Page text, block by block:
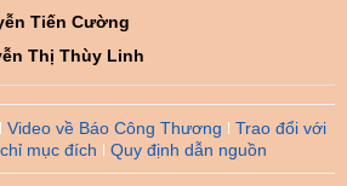
Tiến Cường
Thị Thùy Linh
Video về Báo Công Thương
Trao đổi với
mục đích Quy định dẫn nguồn